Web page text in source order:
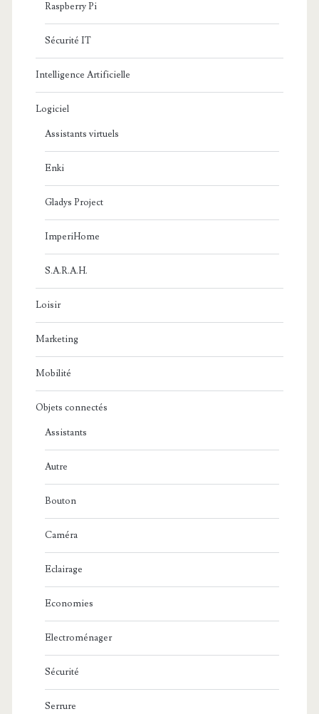
Raspberry Pi
Sécurité IT
Intelligence Artificielle
Logiciel
Assistants virtuels
Enki
Gladys Project
ImperiHome
S.A.R.A.H.
Loisir
Marketing
Mobilité
Objets connectés
Assistants
Autre
Bouton
Caméra
Eclairage
Economies
Electroménager
Sécurité
Serrure